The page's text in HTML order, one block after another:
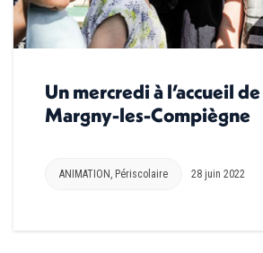
Un mercredi à l’accueil
Margny-les-Compiègne
ANIMATION , Périscolaire 28 juin 2022